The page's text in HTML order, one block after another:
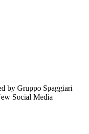
by Gruppo Spaggiari
Social Media